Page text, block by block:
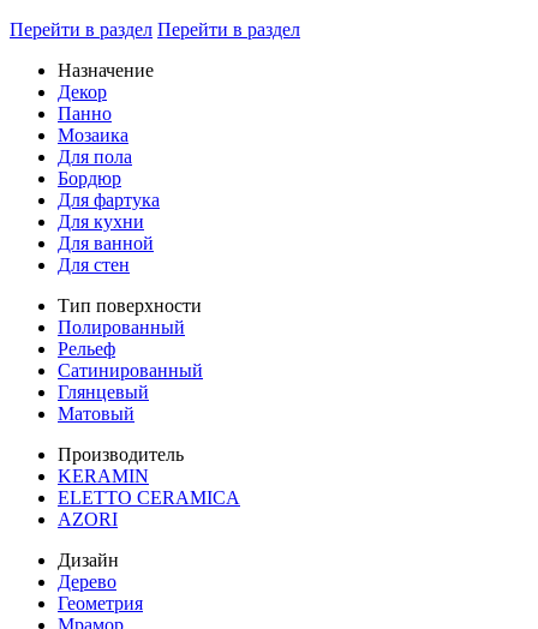
Перейти в раздел Перейти в раздел
Назначение
Декор
Панно
Мозаика
Для пола
Бордюр
Для фартука
Для кухни
Для ванной
Для стен
Тип поверхности
Полированный
Рельеф
Сатинированный
Глянцевый
Матовый
Производитель
KERAMIN
ELETTO CERAMICA
AZORI
Дизайн
Дерево
Геометрия
Мрамор